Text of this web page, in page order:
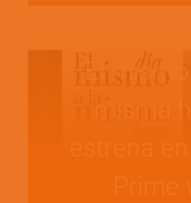
‘El
misma
estrena
Prime